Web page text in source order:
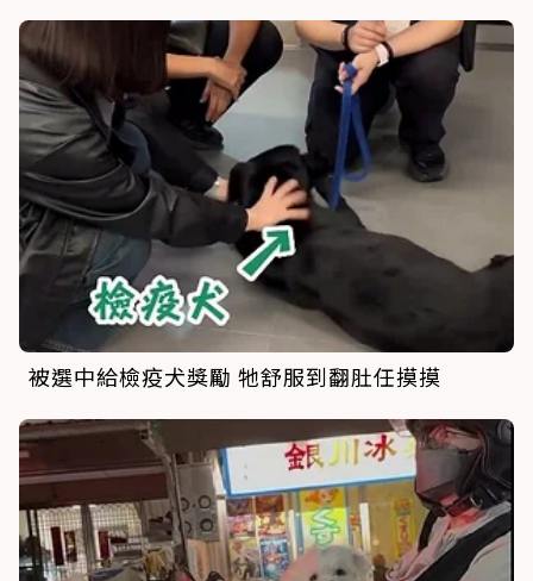
被選中給檢疫犬獎勵 牠舒服到翻肚任摸摸